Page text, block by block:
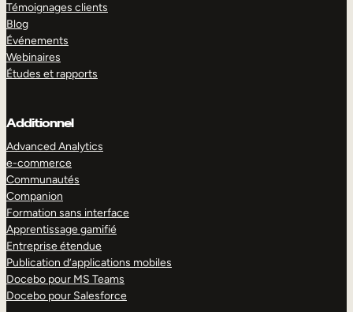
Témoignages clients
Blog
Événements
Webinaires
Études et rapports
Additionnel
Advanced Analytics
e-commerce
Communautés
Companion
Formation sans interface
Apprentissage gamifié
Entreprise étendue
Publication d’applications mobiles
Docebo pour MS Teams
Docebo pour Salesforce